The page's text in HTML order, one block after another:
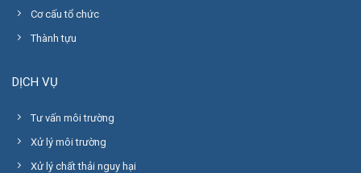
Cơ cấu tổ chức
Thành tựu
DỊCH VỤ
Tư vấn môi trường
Xử lý môi trường
Xử lý chất thải nguy hại